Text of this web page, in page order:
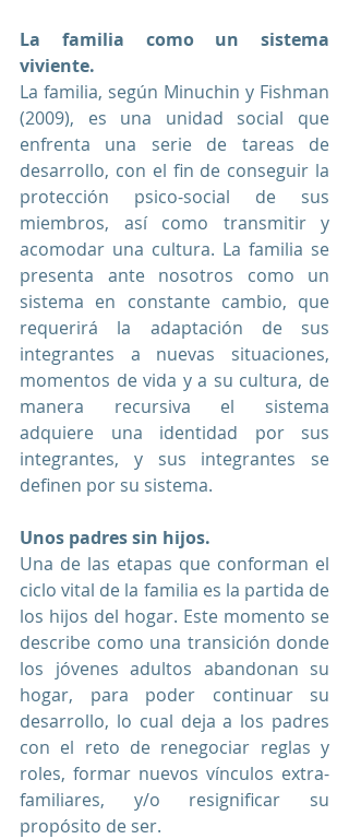
La familia como un sistema
viviente.
La familia, según Minuchin y Fishman
(2009), es una unidad social que
enfrenta una serie de tareas de
desarrollo, con el fin de conseguir la
protección psico-social de sus
miembros, así como transmitir y
acomodar una cultura. La familia se
presenta ante nosotros como un
sistema en constante cambio, que
requerirá la adaptación de sus
integrantes a nuevas situaciones,
momentos de vida y a su cultura, de
manera recursiva el sistema
adquiere una identidad por sus
integrantes, y sus integrantes se
definen por su sistema.
Unos padres sin hijos.
Una de las etapas que conforman el
ciclo vital de la familia es la partida de
los hijos del hogar. Este momento se
describe como una transición donde
los jóvenes adultos abandonan su
hogar, para poder continuar su
desarrollo, lo cual deja a los padres
con el reto de renegociar reglas y
roles, formar nuevos vínculos extra-
familiares, y/o resignificar su
propósito de ser.